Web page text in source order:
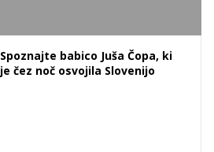
Spoznajte babico Juša Čopa, ki
je čez noč osvojila Slovenijo